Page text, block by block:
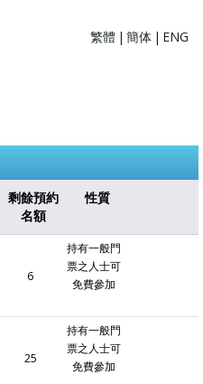
ENG
|
簡体
|
繁體
剩餘預約
名額
性質
6
持有一般門
票之人士可
免費參加
25
持有一般門
票之人士可
免費參加